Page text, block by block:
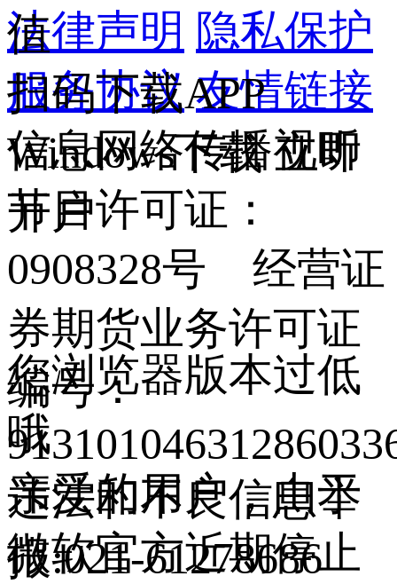
法律声明 隐私保护
服务协议 友情链接
信息网络传播视听
节目许可证：
0908328号 经营证
券期货业务许可证
编号：
违法和不良信息举
报:021-61278686
值
扫码下载APP
Windows下载立即
开户
您浏览器版本过低
哦
亲爱的用户，由于
微软官方近期停止